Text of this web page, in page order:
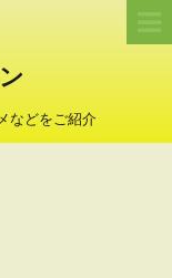
などをご紹介